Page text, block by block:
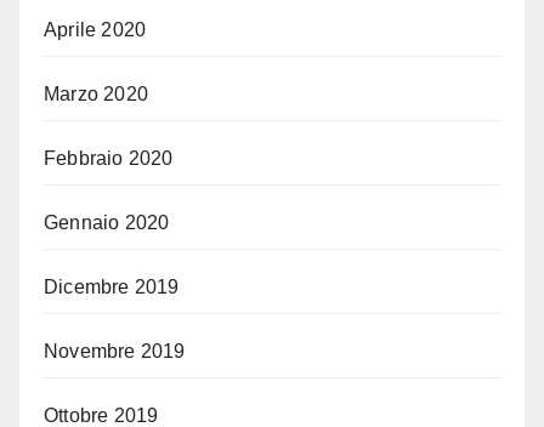
Aprile 2020
Marzo 2020
Febbraio 2020
Gennaio 2020
Dicembre 2019
Novembre 2019
Ottobre 2019